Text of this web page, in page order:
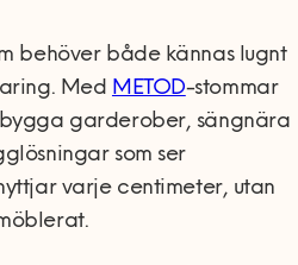
behöver både kännas lugnt
Med METOD-stommar
garderober, sängnära
som ser
varje centimeter, utan